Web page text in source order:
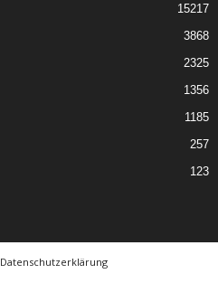
15217
3868
2325
1356
1185
257
123
Datenschutzerklärung